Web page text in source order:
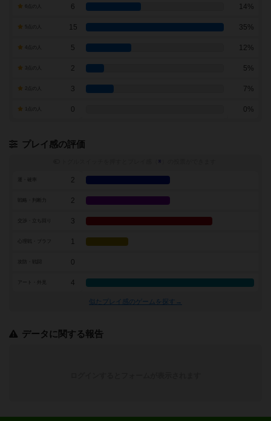
6 14%
15 35%
5 12%
2 5%
3 7%
0 0%
プレイ感の評価
※
2
戦略・判断力 2
3
1
0
アート・外見 4
似たプレイ感のゲームを探す→
データに関する報告